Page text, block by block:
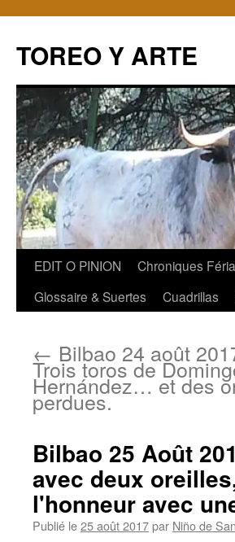
TOREO Y ARTE
Aller
EDIT O PINION Chroniques
Glossaire & Suertes
Cuadrillas
← Bilbao 24 août
Trois toros de
Hernández… et des
perdues.
Bilbao 25 Août
avec deux
l'honneur avec
Publié le25 août 2017par Niño de